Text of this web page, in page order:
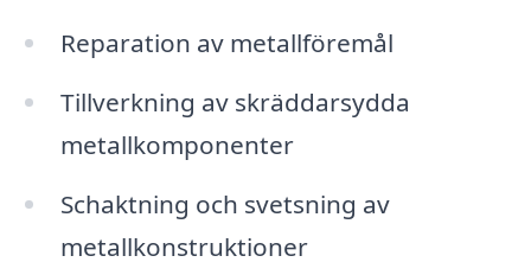
Reparation av metallföremål
Tillverkning av skräddarsydda
metallkomponenter
Schaktning och svetsning av
metallkonstruktioner